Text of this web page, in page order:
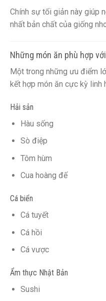
Chính sự tối giản này giúp
nhất bản chất của giống
Những món ăn phù hợp
Một trong những ưu điểm
kết hợp món ăn cực kỳ linh
Hải sản
Hàu sống
Sò điệp
Tôm hùm
Cua hoàng đế
Cá biển
Cá tuyết
Cá hồi
Cá vược
Ẩm thực Nhật Bản
Sushi